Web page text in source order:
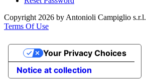
Copyright 2026 by Antonioli Campiglio s.r.l.
Terms Of Use
Notice at collection
Your Privacy Choices